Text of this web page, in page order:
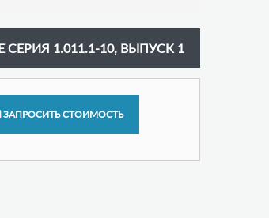
1.011.1-10, ВЫПУСК 1
ЗАПРОСИТЬ СТОИМОСТЬ